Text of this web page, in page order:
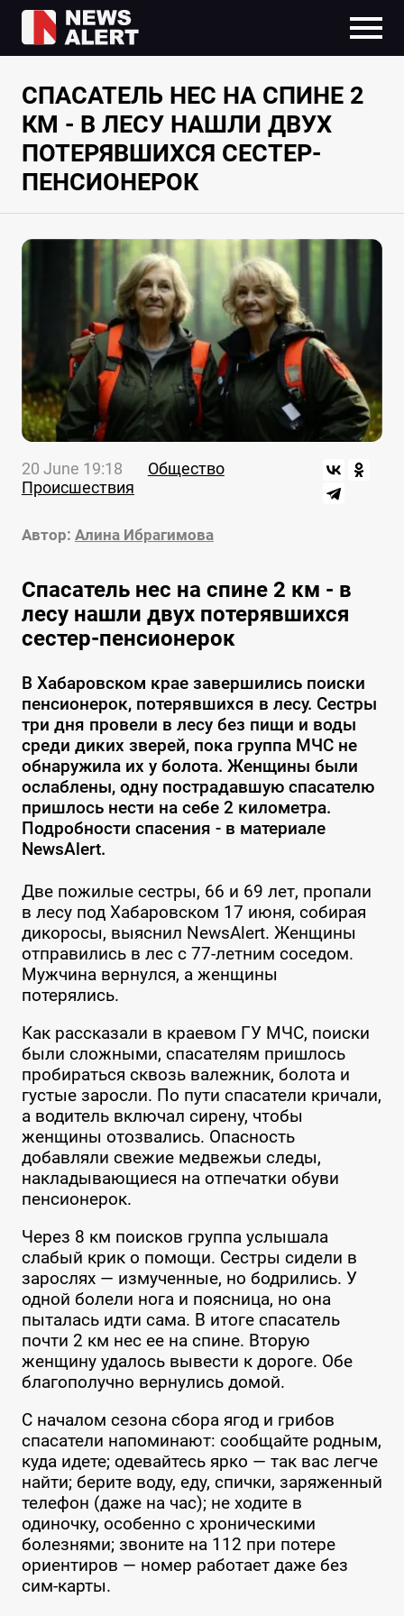
СПАСАТЕЛЬ НЕС НА СПИНЕ 2
КМ - В ЛЕСУ НАШЛИ ДВУХ
ПОТЕРЯВШИХСЯ СЕСТЕР-
ПЕНСИОНЕРОК
20 June 19:18
Общество
Происшествия
Автор: Алина Ибрагимова
Спасатель нес на спине 2 км - в
лесу нашли двух потерявшихся
сестер-пенсионерок
В Хабаровском крае завершились поиски
пенсионерок, потерявшихся в лесу. Сестры
три дня провели в лесу без пищи и воды
среди диких зверей, пока группа МЧС не
обнаружила их у болота. Женщины были
ослаблены, одну пострадавшую спасателю
пришлось нести на себе 2 километра.
Подробности спасения - в материале
NewsAlert.
Две пожилые сестры, 66 и 69 лет, пропали
в лесу под Хабаровском 17 июня, собирая
дикоросы, выяснил NewsAlert. Женщины
отправились в лес с 77-летним соседом.
Мужчина вернулся, а женщины
потерялись.
Как рассказали в краевом ГУ МЧС, поиски
были сложными, спасателям пришлось
пробираться сквозь валежник, болота и
густые заросли. По пути спасатели кричали,
а водитель включал сирену, чтобы
женщины отозвались. Опасность
добавляли свежие медвежьи следы,
накладывающиеся на отпечатки обуви
пенсионерок.
Через 8 км поисков группа услышала
слабый крик о помощи. Сестры сидели в
зарослях — измученные, но бодрились. У
одной болели нога и поясница, но она
пыталась идти сама. В итоге спасатель
почти 2 км нес ее на спине. Вторую
женщину удалось вывести к дороге. Обе
благополучно вернулись домой.
С началом сезона сбора ягод и грибов
спасатели напоминают: сообщайте родным,
куда идете; одевайтесь ярко — так вас легче
найти; берите воду, еду, спички, заряженный
телефон (даже на час); не ходите в
одиночку, особенно с хроническими
болезнями; звоните на 112 при потере
ориентиров — номер работает даже без
сим-карты.